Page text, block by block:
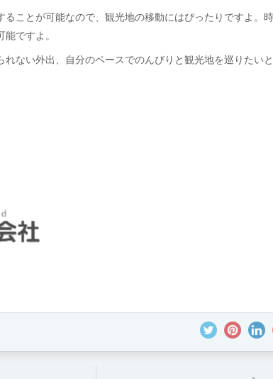
ことが可能なので、観光地の移動にはぴったりですよ。
ですよ。
ない外出、自分のペースでのんびりと観光地を巡りたい